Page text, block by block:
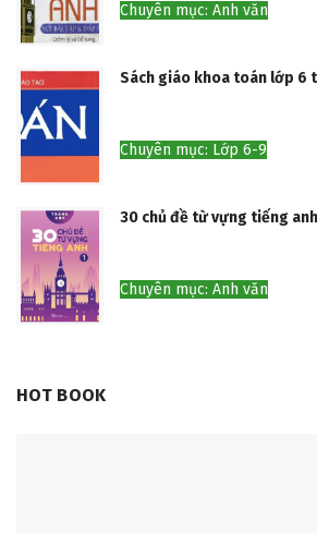
Chuyên mục: Anh văn
Sách giáo khoa toán lớp 6
Chuyên mục: Lớp 6-9
30 chủ đề từ vựng tiếng anh
Chuyên mục: Anh văn
HOT BOOK